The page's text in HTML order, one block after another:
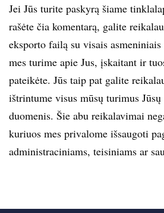
Jei Jūs turite paskyrą šiame
rašėte čia komentarą, galite
eksporto failą su visais
mes turime apie Jus, įskaitant ir
pateikėte. Jūs taip pat galite
ištrintume visus mūsų turimus Jūsų
duomenis. Šie abu reikalavimai
kuriuos mes privalome išsaugoti
administraciniams, teisiniams ar